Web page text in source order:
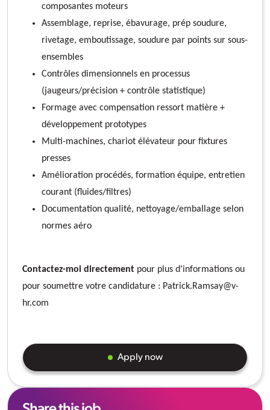
composantes moteurs
Assemblage, reprise, ébavurage, prép soudure,
rivetage, emboutissage, soudure par points sur sous-
ensembles
Contrôles dimensionnels en processus
(jaugeurs/précision + contrôle statistique)
Formage avec compensation ressort matière +
développement prototypes
Multi-machines, chariot élévateur pour fixtures
presses
Amélioration procédés, formation équipe, entretien
courant (fluides/filtres)
Documentation qualité, nettoyage/emballage selon
normes aéro
Contactez-moi directement pour plus d'informations ou
pour soumettre votre candidature : Patrick.Ramsay@v-
hr.com
Apply now